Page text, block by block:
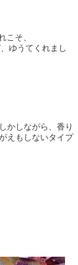
こそ、
ゆうてくれまし
かしながら、香り
えもしないタイプ